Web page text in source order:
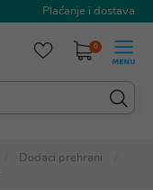
Plaćanje i dostava
0
Dodaci prehrani